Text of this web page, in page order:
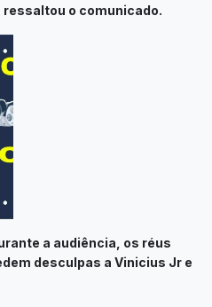
o comunicado.
a audiência, os réus
desculpas a Vinicius Jr e